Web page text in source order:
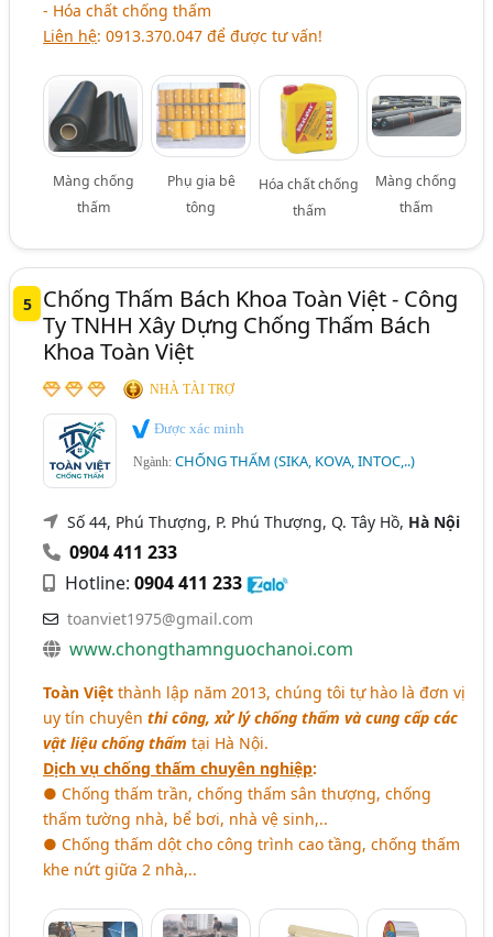
- Hóa chất chống thấm
Liên hệ: 0913.370.047 để được tư vấn!
Màng chống
thấm
Phụ gia bê
tông
Hóa chất chống
thấm
Màng chống
thấm
5
Chống Thấm Bách Khoa Toàn Việt - Công
Ty TNHH Xây Dựng Chống Thấm Bách
Khoa Toàn Việt
NHÀ TÀI TRỢ
Được xác minh
Ngành:CHỐNG THẤM (SIKA, KOVA, INTOC,..)
Số 44, Phú Thượng, P. Phú Thượng, Q. Tây Hồ, Hà Nội
0904 411 233
Hotline:0904 411 233
toanviet1975@gmail.com
www.chongthamnguochanoi.com
Toàn Việt thành lập năm 2013, chúng tôi tự hào là đơn vị
uy tín chuyênthi công, xử lý chống thấm và cung cấp các
vật liệu chống thấm tại Hà Nội.
Dịch vụ chống thấm chuyên nghiệp:
● Chống thấm trần, chống thấm sân thượng, chống
thấm tường nhà, bể bơi, nhà vệ sinh,..
● Chống thấm dột cho công trình cao tầng, chống thấm
khe nứt giữa 2 nhà,..